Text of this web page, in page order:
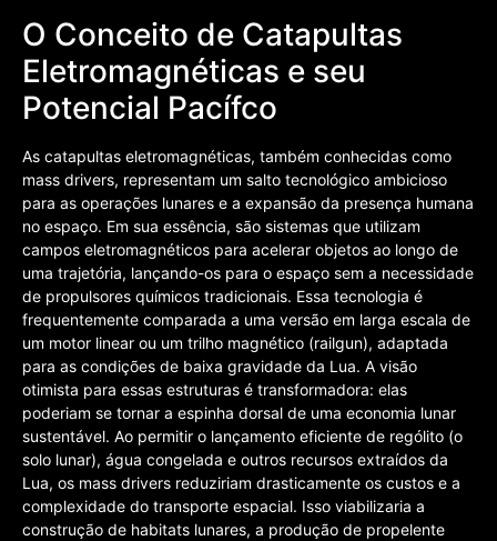
O Conceito de Catapultas
Eletromagnéticas e seu
Potencial Pacífco
As catapultas eletromagnéticas, também conhecidas como
mass drivers, representam um salto tecnológico ambicioso
para as operações lunares e a expansão da presença humana
no espaço. Em sua essência, são sistemas que utilizam
campos eletromagnéticos para acelerar objetos ao longo de
uma trajetória, lançando-os para o espaço sem a necessidade
de propulsores químicos tradicionais. Essa tecnologia é
frequentemente comparada a uma versão em larga escala de
um motor linear ou um trilho magnético (railgun), adaptada
para as condições de baixa gravidade da Lua. A visão
otimista para essas estruturas é transformadora: elas
poderiam se tornar a espinha dorsal de uma economia lunar
sustentável. Ao permitir o lançamento eficiente de rególito (o
solo lunar), água congelada e outros recursos extraídos da
Lua, os mass drivers reduziriam drasticamente os custos e a
complexidade do transporte espacial. Isso viabilizaria a
construção de habitats lunares, a produção de propelente